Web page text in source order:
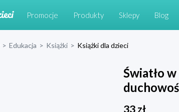
Promocje Produkty Sklepy Blog
> Edukacja > Książki > Książki dla dzieci
Światło
33zł